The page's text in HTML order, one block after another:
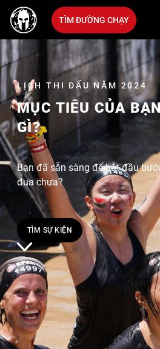
TÌM ĐƯỜNG CHẠY
LỊCH THI ĐẤU NĂM 2024
MỤC TIÊU CỦA
GÌ?
Bạn đã sẵn sàng để bắt đầu
đua chưa?
TÌM SỰ KIỆN